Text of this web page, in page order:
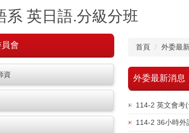
系 英日語.分級分班
會
資
首頁 外委最
外委最新消息
114-2 英文會考
114-2 36小時外